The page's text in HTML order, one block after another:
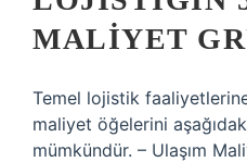
MALIYET
Temel lojistik
maliyet öğelerini
mümkündür. – Ulaşım